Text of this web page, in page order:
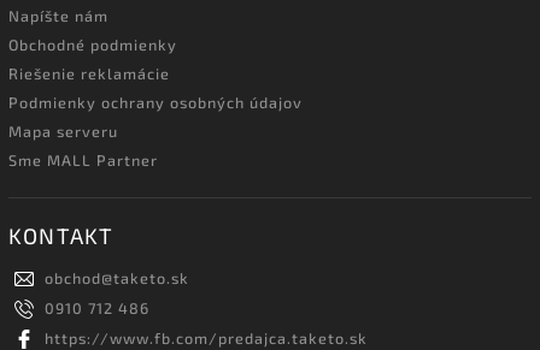
Napíšte nám
Obchodné podmienky
Riešenie reklamácie
Podmienky ochrany osobných údajov
Mapa serveru
Sme MALL Partner
KONTAKT
obchod@taketo.sk
0910 712 486
https://www.fb.com/predajca.taketo.sk